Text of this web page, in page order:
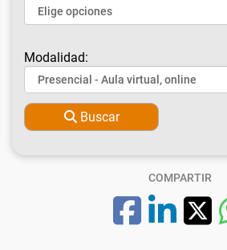
Modalidad:
Buscar
COMPARTIR